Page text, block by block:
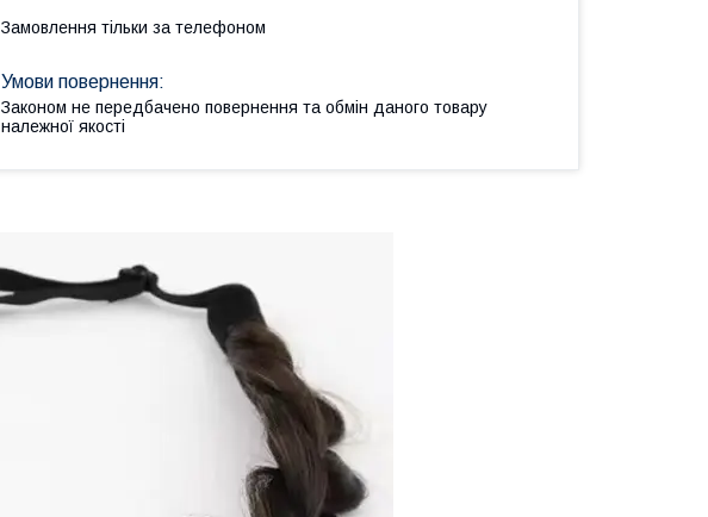
Замовлення тільки за телефоном
Законом не передбачено повернення та обмін даного товару
належної якості